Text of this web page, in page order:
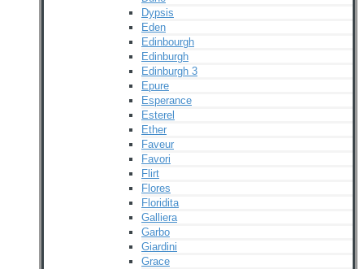
Dypsis
Eden
Edinbourgh
Edinburgh
Edinburgh 3
Epure
Esperance
Esterel
Ether
Faveur
Favori
Flirt
Flores
Floridita
Galliera
Garbo
Giardini
Grace